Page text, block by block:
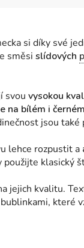
si díky své
směsi slídových
svou vysokou
na bílém i černém
jsou
lehce rozpustit a
použijte klasický
jejich kvalitu.
které